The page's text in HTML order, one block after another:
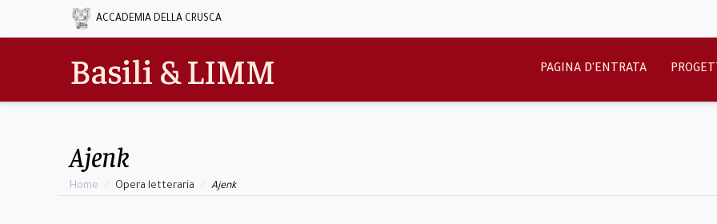
ACCADEMIA DELLA CRUSCA
Basili & LIMM PAGINA D'ENTRATA
Ajenk
Home Opera letteraria Ajenk